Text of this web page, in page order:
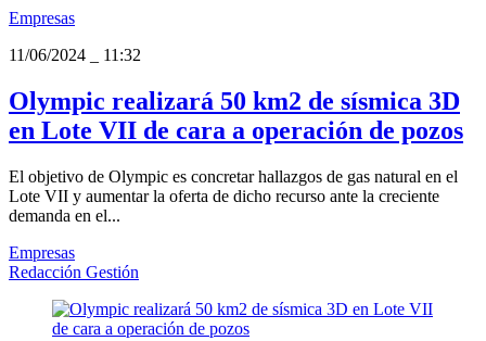
Empresas
11/06/2024
11:32
Olympic realizará 50 km2 de sísmica 3D
en Lote VII de cara a operación de pozos
El objetivo de Olympic es concretar hallazgos de gas natural en el
Lote VII y aumentar la oferta de dicho recurso ante la creciente
demanda en el...
Empresas
Redacción Gestión